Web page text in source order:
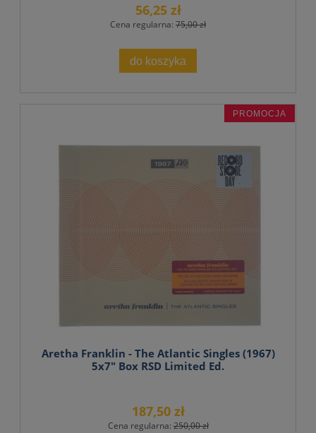
56,25 zł
Cena regularna: 75,00 zł
do koszyka
Aretha Franklin - The Atlantic Singles (1967)
5x7" Box RSD Limited Ed.
187,50 zł
Cena regularna:250,00 zł
PROMOCJA